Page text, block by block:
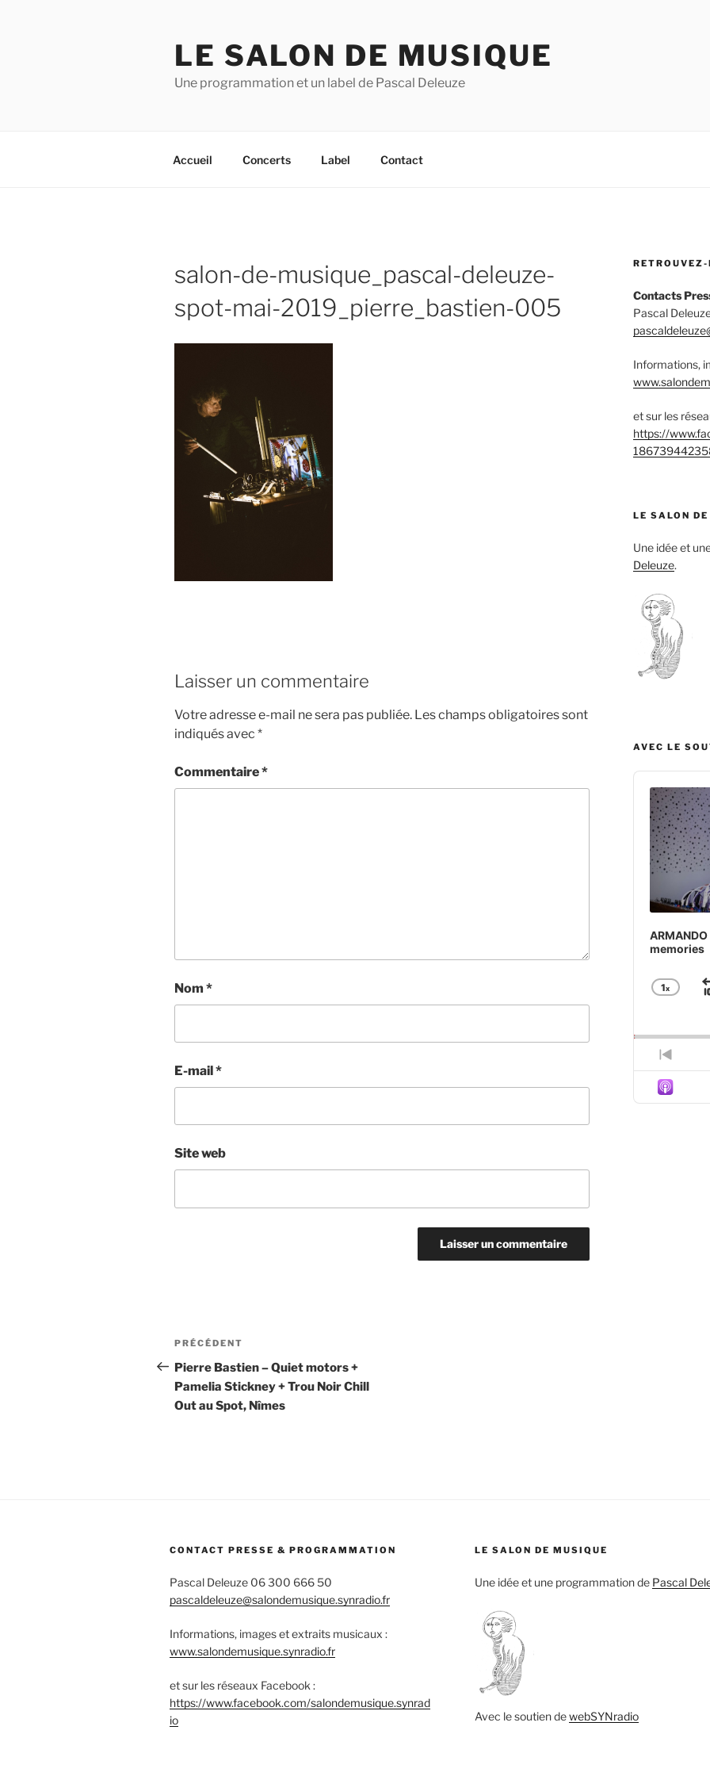
LE SALON DE MUSIQUE
Une programmation et un label de Pascal Deleuze
Accueil Concerts Label Contact
salon-de-musique_pascal-deleuze-
spot-mai-2019_pierre_bastien-005
Laisser un commentaire
Votre adresse e-mail ne sera pas publiée. Les champs obligatoires sont
indiqués avec *
Commentaire*
Nom *
E-mail*
Site web
Navigation
de
l’article
Article
précédent
PRÉCÉDENT
Pierre Bastien – Quiet motors +
Pamelia Stickney + Trou Noir Chill
Out au Spot, Nîmes
RETROUVEZ-
Contacts
Pascal
Informations,
et sur les
https://
LE SALON
Une idée et
Deleuze.
AVEC LE
Audio
Player
memories
1x
CONTACT PRESSE & PROGRAMMATION
Pascal Deleuze 06 300 666 50
pascaldeleuze@salondemusique.synradio.fr
Informations, images et extraits musicaux :
www.salondemusique.synradio.fr
et sur les réseaux Facebook :
https://www.facebook.com/salondemusique.synrad
io
LE SALON DE MUSIQUE
Une idée et une programmation de Pascal
Avec le soutien dewebSYNradio